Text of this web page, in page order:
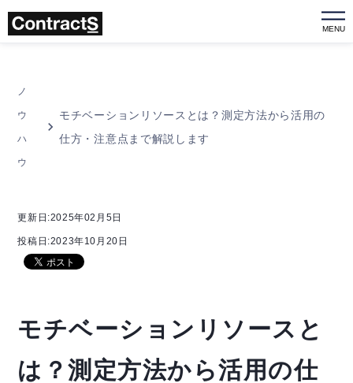
MENU
ノ
ウ
ハ
ウ
モチベーションリソースとは？測定方法から活用の
仕方・注意点まで解説します
更新日:2025年02月5日
投稿日:2023年10月20日
モチベーションリソースと
は？測定方法から活用の仕